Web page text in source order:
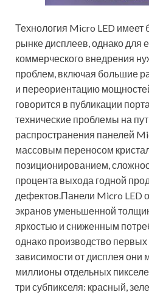
Технология Micro LED имеет
рынке дисплеев, однако для
коммерческого внедрения
проблем, включая большие
и переориентацию
говорится в публикации
технические проблемы на
распространения панелей
массовым переносом
позиционированием,
процента выхода годной
дефектов.Панели Micro LED
экранов уменьшенной
яркостью и сниженным
однако производство
зависимости от дисплея они
миллионы отдельных
три субпикселя: красный,